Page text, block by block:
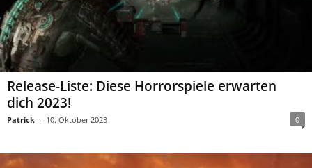
Release-Liste: Diese Horrorspiele erwarten
dich 2023!
Patrick - 10. Oktober 2023 0